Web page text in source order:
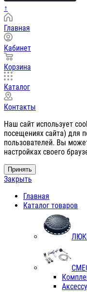
↑
Главная
Кабинет
Корзина
Каталог
Контакты
Наш сайт использует
посещениях сайта) для
пользователей. Вы
настройках своего
Принять
Закрыть
Главная
Каталог товаров